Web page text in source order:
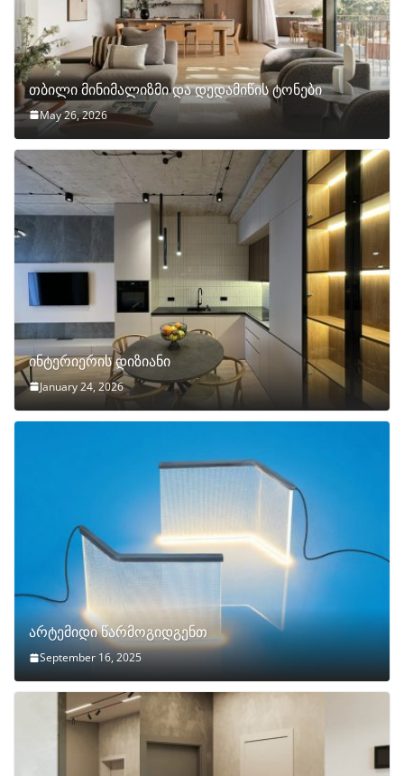
თბილი მინიმალიზმი და დედამიწის ტონები
May 26, 2026
ინტერიერის დიზიანი
January 24, 2026
არტემიდი წარმოგიდგენთ
September 16, 2025